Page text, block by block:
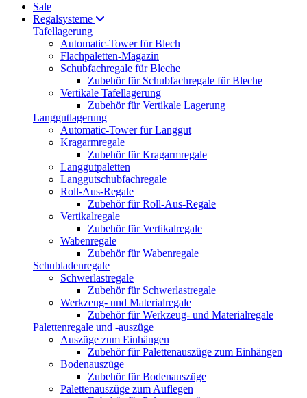
Sale
Regalsysteme
Tafellagerung
Automatic-Tower für Blech
Flachpaletten-Magazin
Schubfachregale für Bleche
Zubehör für Schubfachregale für Bleche
Vertikale Tafellagerung
Zubehör für Vertikale Lagerung
Langgutlagerung
Automatic-Tower für Langgut
Kragarmregale
Zubehör für Kragarmregale
Langgutpaletten
Langgutschubfachregale
Roll-Aus-Regale
Zubehör für Roll-Aus-Regale
Vertikalregale
Zubehör für Vertikalregale
Wabenregale
Zubehör für Wabenregale
Schubladenregale
Schwerlastregale
Zubehör für Schwerlastregale
Werkzeug- und Materialregale
Zubehör für Werkzeug- und Materialregale
Palettenregale und -auszüge
Auszüge zum Einhängen
Zubehör für Palettenauszüge zum Einhängen
Bodenauszüge
Zubehör für Bodenauszüge
Palettenauszüge zum Auflegen